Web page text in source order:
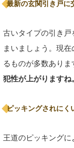
最新の玄関引き戸に
古いタイプの引き戸
まいましょう。現
るものが多数ありま
犯性が上がりますね
ピッキングされにく
王道のピッキングに